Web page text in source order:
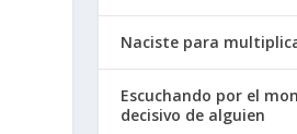
Naciste para
Escuchando por el
decisivo de alguien